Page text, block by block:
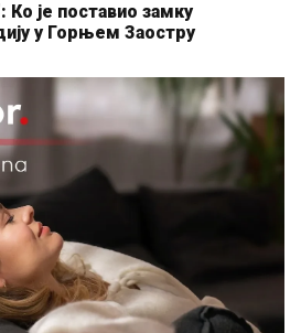
Ко је поставио замку
у Горњем Заостру